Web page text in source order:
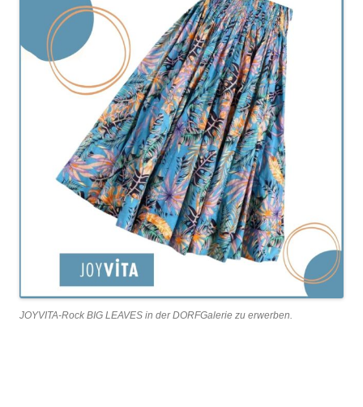
JOYVITA-Rock BIG LEAVES in der DORFGalerie zu erwerben.